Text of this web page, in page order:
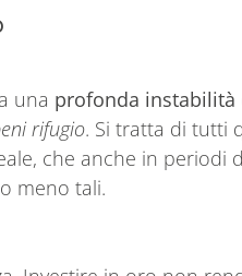
una profonda instabilità
rifugio. Si tratta di tutti
che anche in periodi
meno tali.